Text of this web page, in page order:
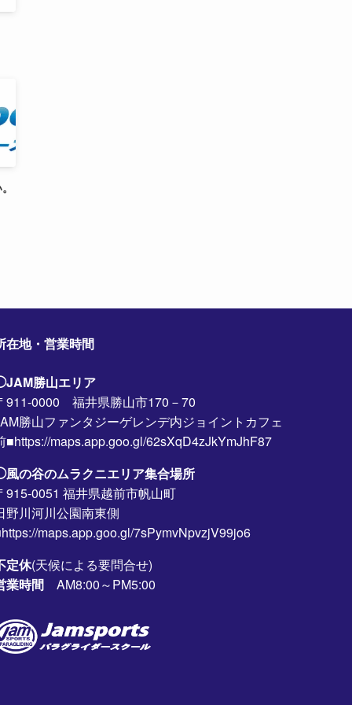
在地・営業時間
勝山エリア
911-0000 福井県勝山市170－70
勝山ファンタジーゲレンデ内ジョイントカフェ
■https://maps.app.goo.gl/62sXqD4zJkYmJhF87
の谷のムラクニエリア集合場所
915-0051 福井県越前市帆山町
野川河川公園南東側
maps.app.goo.gl/7sPymvNpvzjV99jo6
定休(天候による要問合せ)
業時間 AM8:00～PM5:00